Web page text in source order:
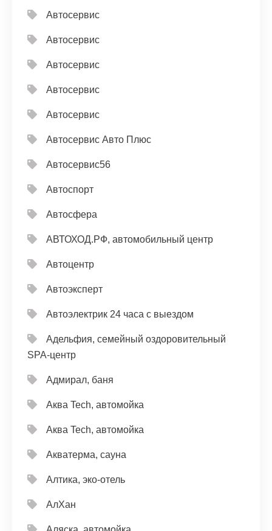
Автосервис
Автосервис
Автосервис
Автосервис
Автосервис
Автосервис Авто Плюс
Автосервис56
Автоспорт
Автосфера
АВТОХОД.РФ, автомобильный центр
Автоцентр
Автоэксперт
Автоэлектрик 24 часа с выездом
Адельфия, семейный оздоровительный
SPA-центр
Адмирал, баня
Аква Tech, автомойка
Аква Tech, автомойка
Акватерма, сауна
Алтика, эко-отель
АлХан